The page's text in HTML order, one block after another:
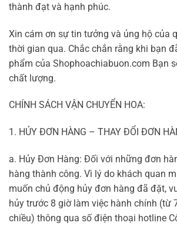
thành đạt và hạnh phúc.
Xin cám ơn sự tin tưởng và ủng hộ của
thời gian qua. Chắc chắn rằng khi bạn
phẩm của Shophoachiabuon.com Bạn
chất lượng.
CHÍNH SÁCH VẬN CHUYỂN HOA:
1. HỦY ĐƠN HÀNG – THAY ĐỔI ĐƠN
a. Hủy Đơn Hàng: Đối với những đơn
hàng thành công. Vì lý do khách quan
muốn chủ động hủy đơn hàng đã đặt,
hủy trước 8 giờ làm việc hành chính (từ
chiều) thông qua số điện thoại hotline